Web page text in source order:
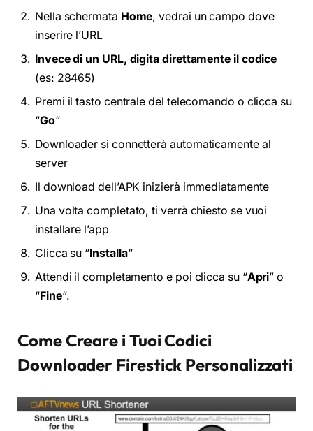
Nella schermata Home, vedrai un campo dove
inserire l’URL
Invece di un URL, digita direttamente il codice
(es: 28465)
Premi il tasto centrale del telecomando o clicca su
“Go“
Downloader si connetterà automaticamente al
server
Il download dell’APK inizierà immediatamente
Una volta completato, ti verrà chiesto se vuoi
installare l’app
Clicca su “Installa“
Attendi il completamento e poi clicca su “Apri” o
“Fine“.
Come Creare i Tuoi Codici
Downloader Firestick Personalizzati